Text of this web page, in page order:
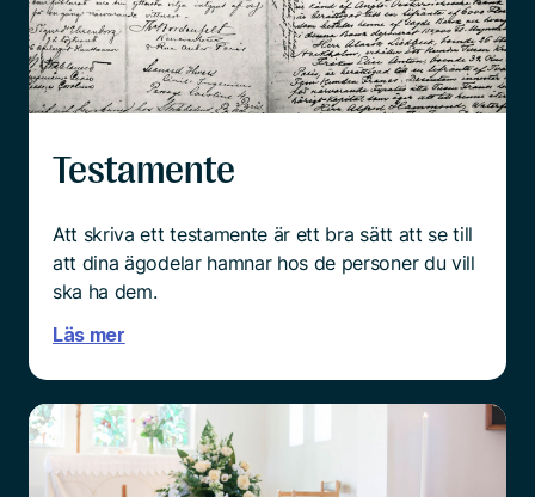
Testamente
Att skriva ett testamente är ett bra sätt att se till
att dina ägodelar hamnar hos de personer du vill
ska ha dem.
Läs mer